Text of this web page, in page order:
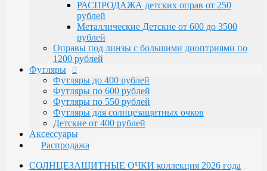
РаспродажаРАСПРОДАЖА детских оправ от 250
рублей
Металлические Детские от 600 до 3500
рублей
Оправы под линзы с большими диоптриями по
1200 рублей
Футляры
Футляры до 400 рублей
Футляры по 600 рублей
Футляры по 550 рублей
Футляры для солнцезащитных очков
Детские от 400 рублей
Аксессуары
Распродажа
СОЛНЦЕЗАЩИТНЫЕ ОЧКИ коллекция 2026 года